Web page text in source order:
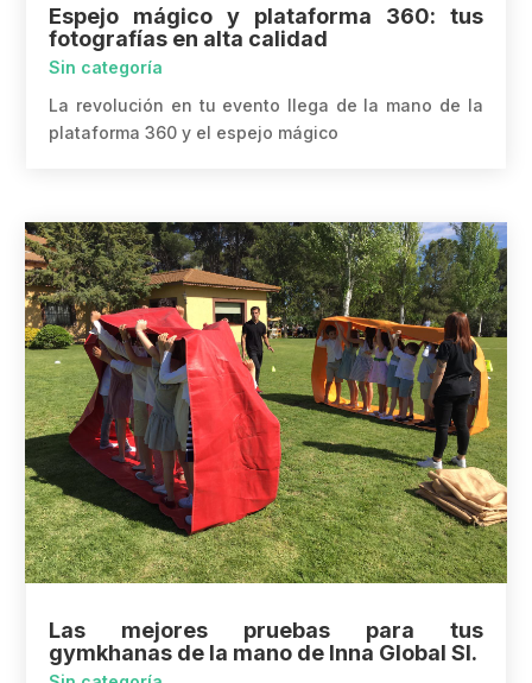
Espejo mágico y plataforma 360: tus
fotografías en alta calidad
Sin categoría
La revolución en tu evento llega de la mano de la
plataforma 360 y el espejo mágico
Las mejores pruebas para tus
gymkhanas de la mano de Inna Global Sl.